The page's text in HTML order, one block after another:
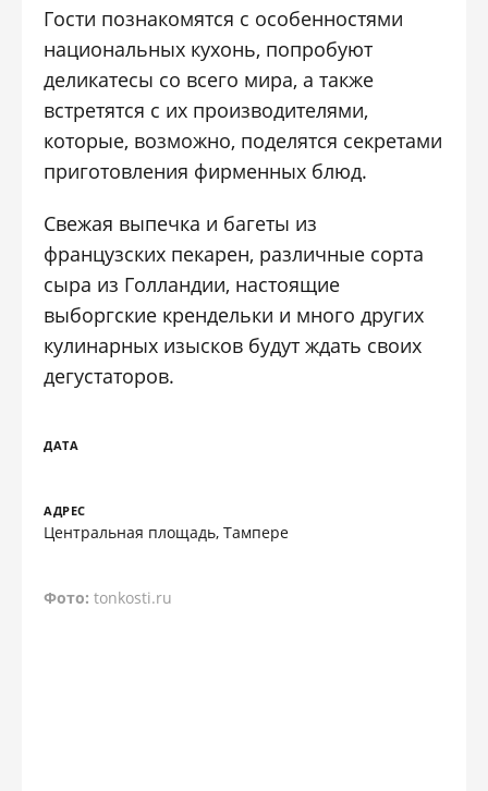
Гости познакомятся с особенностями
национальных кухонь, попробуют
деликатесы со всего мира, а также
встретятся с их производителями,
которые, возможно, поделятся секретами
приготовления фирменных блюд.
Свежая выпечка и багеты из
французских пекарен, различные сорта
сыра из Голландии, настоящие
выборгские крендельки и много других
кулинарных изысков будут ждать своих
дегустаторов.
ДАТА
АДРЕС
Центральная площадь, Тампере
Фото:tonkosti.ru